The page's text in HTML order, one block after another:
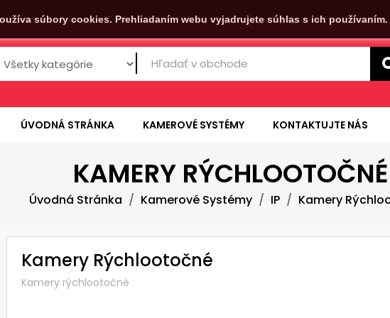
súbory cookies. Prehliadaním webu vyjadrujete súhlas s ich používaním.
ÚVODNÁ STRÁNKA KAMEROVÉ SYSTÉMY KONTAKTUJTE NÁS
KAMERY RÝCHLOOTOČNÉ
Úvodná Stránka Kamerové Systémy IP Kamery
Kamery Rýchlootočné
Kamery rýchlootočné